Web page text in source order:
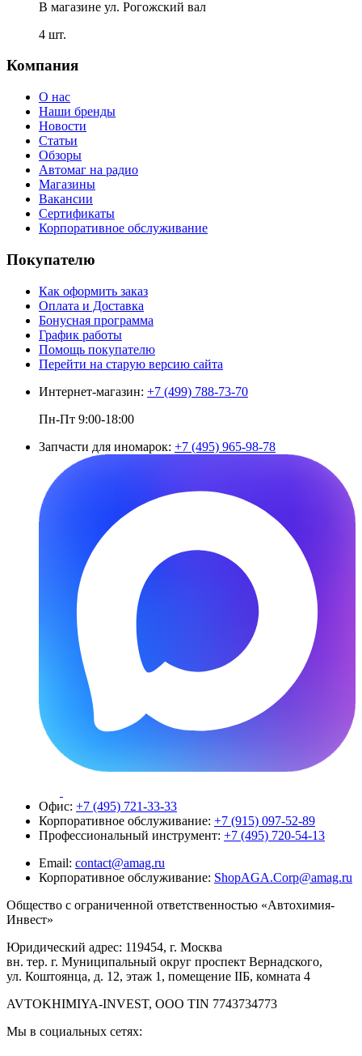
В магазине ул. Рогожский вал
4 шт.
Компания
О нас
Наши бренды
Новости
Статьи
Обзоры
Автомаг на радио
Магазины
Вакансии
Сертификаты
Корпоративное обслуживание
Покупателю
Как оформить заказ
Оплата и Доставка
Бонусная программа
График работы
Помощь покупателю
Перейти на старую версию сайта
Интернет-магазин: +7 (499) 788-73-70
Пн-Пт 9:00-18:00
Запчасти для иномарок: +7 (495) 965-98-78
Офис: +7 (495) 721-33-33
Корпоративное обслуживание: +7 (915) 097-52-89
Профессиональный инструмент: +7 (495) 720-54-13
Email: contact@amag.ru
Корпоративное обслуживание: ShopAGA.Corp@amag.ru
Общество с ограниченной ответственностью «Автохимия-
Инвест»
Юридический адрес: 119454, г. Москва
вн. тер. г. Муниципальный округ проспект Вернадского,
ул. Коштоянца, д. 12, этаж 1, помещение IIБ, комната 4
AVTOKHIMIYA-INVEST, OOO TIN 7743734773
Мы в социальных сетях: